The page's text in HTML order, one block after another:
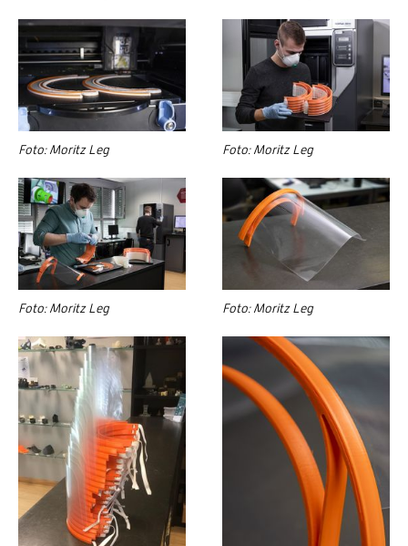
Foto: Moritz Leg Foto: Moritz Leg
Foto: Moritz Leg Foto: Moritz Leg